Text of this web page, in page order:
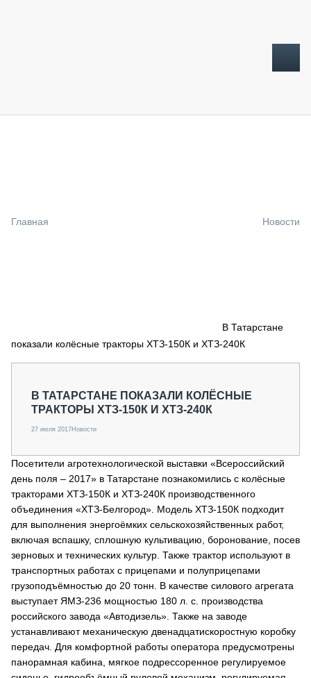
СПЕЦПРОЕКТЫ
О ПРОЕКТЕ
Главная Новости
В Татарстане
показали колёсные тракторы ХТЗ-150К и ХТЗ-240К
В ТАТАРСТАНЕ ПОКАЗАЛИ КОЛЁСНЫЕ
ТРАКТОРЫ ХТЗ-150К И ХТЗ-240К
27 июля 2017Новости
Посетители агротехнологической выставки «Всероссийский
день поля – 2017» в Татарстане познакомились с колёсные
тракторами ХТЗ-150К и ХТЗ-240К производственного
объединения «ХТЗ-Белгород». Модель ХТЗ-150К подходит
для выполнения энергоёмких сельскохозяйственных работ,
включая вспашку, сплошную культивацию, боронование, посев
зерновых и технических культур. Также трактор используют в
транспортных работах с прицепами и полуприцепами
грузоподъёмностью до 20 тонн. В качестве силового агрегата
выступает ЯМЗ-236 мощностью 180 л. с. производства
российского завода «Автодизель». Также на заводе
устанавливают механическую двенадцатискоростную коробку
передач. Для комфортной работы оператора предусмотрены
панорамная кабина, мягкое подрессоренное регулируемое